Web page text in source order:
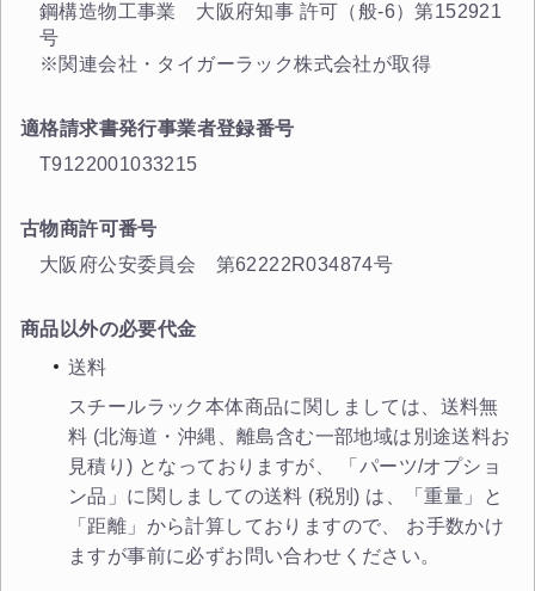
鋼構造物工事業 大阪府知事 許可（般-6）第152921
号
※関連会社・タイガーラック株式会社が取得
適格請求書発行事業者登録番号
T9122001033215
古物商許可番号
大阪府公安委員会 第62222R034874号
商品以外の必要代金
送料
スチールラック本体商品に関しましては、送料無
料 (北海道・沖縄、離島含む一部地域は別途送料お
見積り) となっておりますが、 「パーツ/オプショ
ン品」に関しましての送料 (税別) は、「重量」と
「距離」から計算しておりますので、 お手数かけ
ますが事前に必ずお問い合わせください。